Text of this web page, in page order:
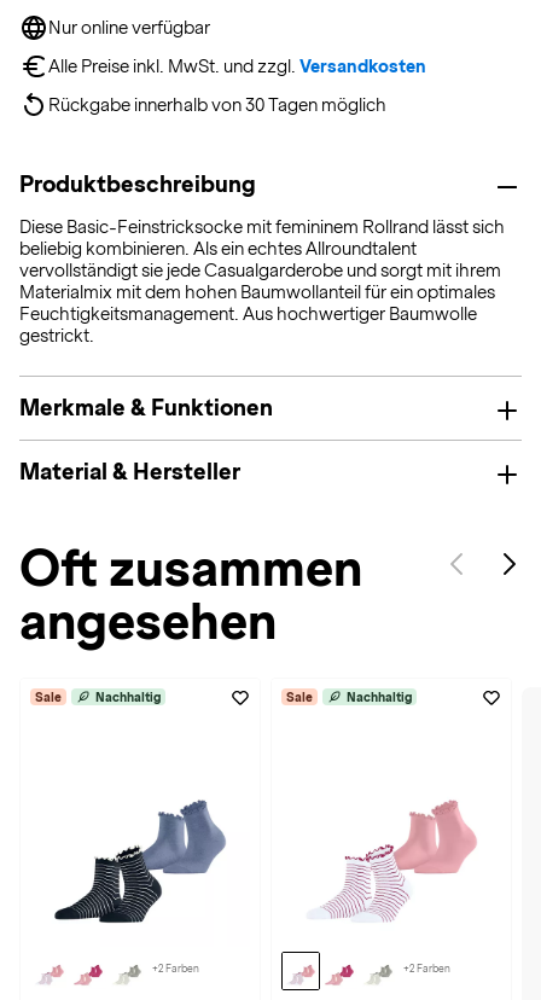
Nur online verfügbar
Alle Preise inkl. MwSt. und zzgl. Versandkosten
Rückgabe innerhalb von 30 Tagen möglich
Produktbeschreibung
Diese Basic-Feinstricksocke mit femininem Rollrand lässt sich
beliebig kombinieren. Als ein echtes Allroundtalent
vervollständigt sie jede Casualgarderobe und sorgt mit ihrem
Materialmix mit dem hohen Baumwollanteil für ein optimales
Feuchtigkeitsmanagement. Aus hochwertiger Baumwolle
gestrickt.
Merkmale & Funktionen
Material & Hersteller
Oft zusammen
angesehen
Sale Nachhaltig
+2 Farben
Sale Nachhaltig
+2 Farben